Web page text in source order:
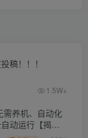
稿！！！
1.5W+
需养机、自动化
动运行【揭